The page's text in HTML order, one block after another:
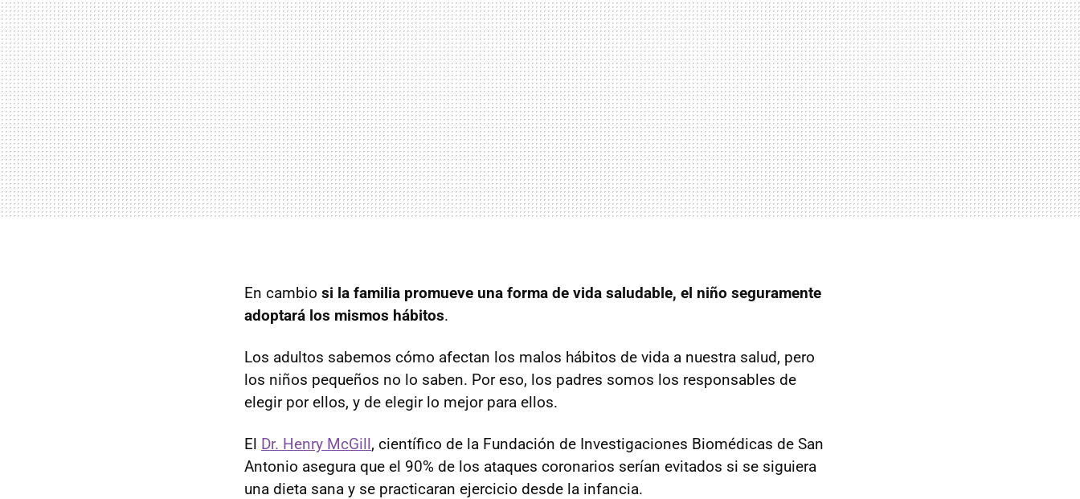
En cambio si la familia promueve una forma de vida saludable, el niño seguramente
adoptará los mismos hábitos.
Los adultos sabemos cómo afectan los malos hábitos de vida a nuestra salud, pero
los niños pequeños no lo saben. Por eso, los padres somos los responsables de
elegir por ellos, y de elegir lo mejor para ellos.
El Dr. Henry McGill, científico de la Fundación de Investigaciones Biomédicas de San
Antonio asegura que el 90% de los ataques coronarios serían evitados si se siguiera
una dieta sana y se practicaran ejercicio desde la infancia.